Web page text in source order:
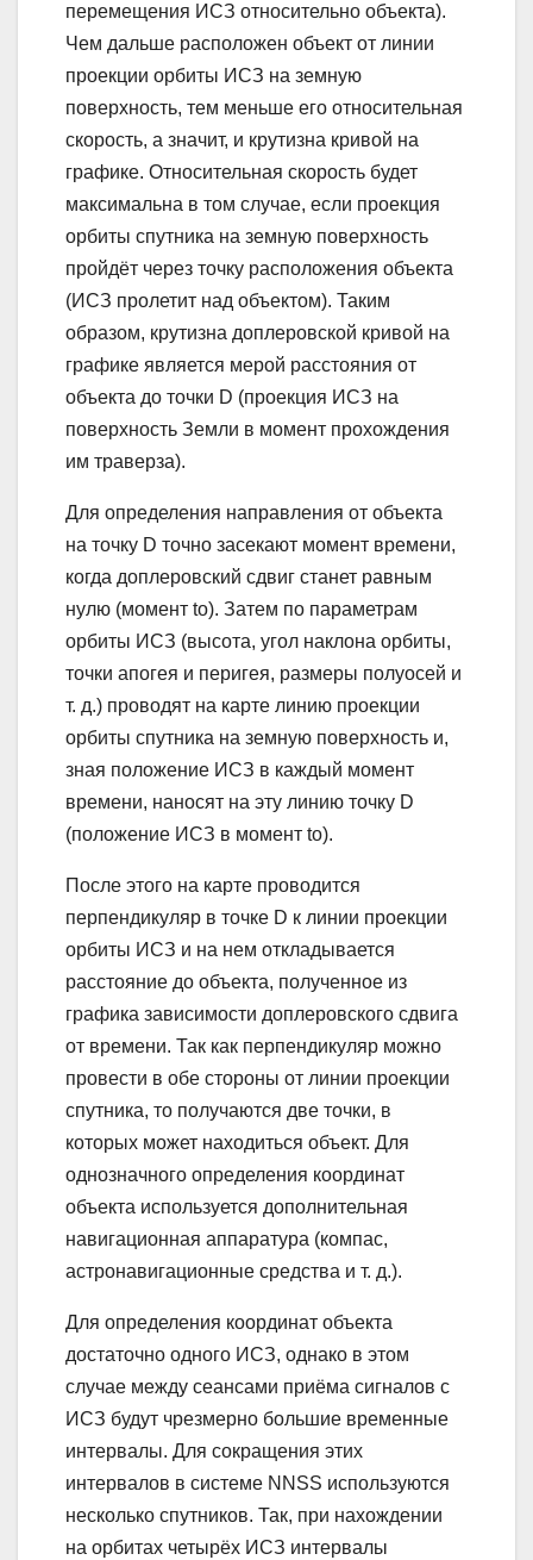
перемещения ИСЗ относительно объекта).
Чем дальше расположен объект от линии
проекции орбиты ИСЗ на земную
поверхность, тем меньше его относительная
скорость, а значит, и крутизна кривой на
графике. Относительная скорость будет
максимальна в том случае, если проекция
орбиты спутника на земную поверхность
пройдёт через точку расположения объекта
(ИСЗ пролетит над объектом). Таким
образом, крутизна доплеровской кривой на
графике является мерой расстояния от
объекта до точки D (проекция ИСЗ на
поверхность Земли в момент прохождения
им траверза).
Для определения направления от объекта
на точку D точно засекают момент времени,
когда доплеровский сдвиг станет равным
нулю (момент to). Затем по параметрам
орбиты ИСЗ (высота, угол наклона орбиты,
точки апогея и перигея, размеры полуосей и
т. д.) проводят на карте линию проекции
орбиты спутника на земную поверхность и,
зная положение ИСЗ в каждый момент
времени, наносят на эту линию точку D
(положение ИСЗ в момент to).
После этого на карте проводится
перпендикуляр в точке D к линии проекции
орбиты ИСЗ и на нем откладывается
расстояние до объекта, полученное из
графика зависимости доплеровского сдвига
от времени. Так как перпендикуляр можно
провести в обе стороны от линии проекции
спутника, то получаются две точки, в
которых может находиться объект. Для
однозначного определения координат
объекта используется дополнительная
навигационная аппаратура (компас,
астронавигационные средства и т. д.).
Для определения координат объекта
достаточно одного ИСЗ, однако в этом
случае между сеансами приёма сигналов с
ИСЗ будут чрезмерно большие временные
интервалы. Для сокращения этих
интервалов в системе NNSS используются
несколько спутников. Так, при нахождении
на орбитах четырёх ИСЗ интервалы